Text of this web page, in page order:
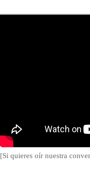
[Si quieres oír nuestra